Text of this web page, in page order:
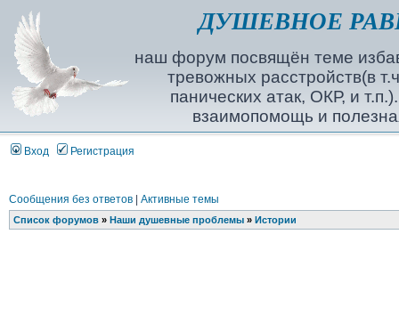
ДУШЕВНОЕ
наш форум посвящён теме
тревожных расстройств(в
панических атак, ОКР, и
взаимопомощь и
Вход Регистрация
Сообщения без ответов| Активные темы
Список форумов» Наши душевные проблемы» Истории